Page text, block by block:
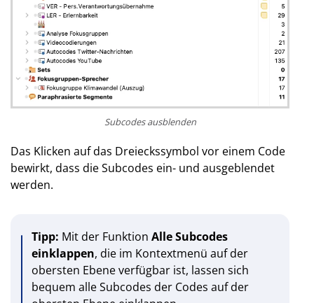
Subcodes ausblenden
Das Klicken auf das Dreieckssymbol vor einem Code
bewirkt, dass die Subcodes ein- und ausgeblendet
werden.
Tipp: Mit der Funktion Alle Subcodes
einklappen, die im Kontextmenü auf der
obersten Ebene verfügbar ist, lassen sich
bequem alle Subcodes der Codes auf der